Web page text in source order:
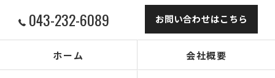
043-232-6089 お問い合わせはこちら
ホーム 会社概要